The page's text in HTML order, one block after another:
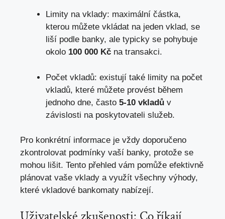
Limity na vklady: maximální částka,
kterou můžete vkládat na jeden vklad, se
liší podle banky, ale typicky se pohybuje
okolo 100 000 Kč na transakci.
Počet vkladů: existují také limity na počet
vkladů, které můžete provést během
jednoho dne, často 5-10 vkladů v
závislosti na poskytovateli služeb.
Pro konkrétní informace je vždy doporučeno
zkontrolovat podmínky vaší banky, protože se
mohou lišit. Tento přehled vám pomůže efektivně
plánovat vaše vklady a využít všechny výhody,
které vkladové bankomaty nabízejí.